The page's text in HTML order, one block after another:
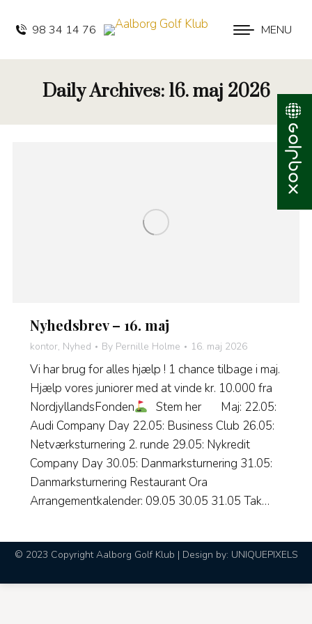
MENU
98 34 14 76
Daily Archives: 16. maj 2026
Nyhedsbrev – 16. maj
kontor, Nyhed By Pernille Holme 16. maj 2026
Vi har brug for alles hjælp ! 1 chance tilbage i maj.
Hjælp vores juniorer med at vinde kr. 10.000 fra
NordjyllandsFonden
Stem her Maj: 22.05:
Audi Company Day 22.05: Business Club 26.05:
Netværksturnering 2. runde 29.05: Nykredit
Company Day 30.05: Danmarksturnering 31.05:
Danmarksturnering Restaurant Ora
Arrangementkalender: 09.05 30.05 31.05 Tak…
© 2023 Copyright Aalborg Golf Klub | Design by: UNIQUEPIXELS